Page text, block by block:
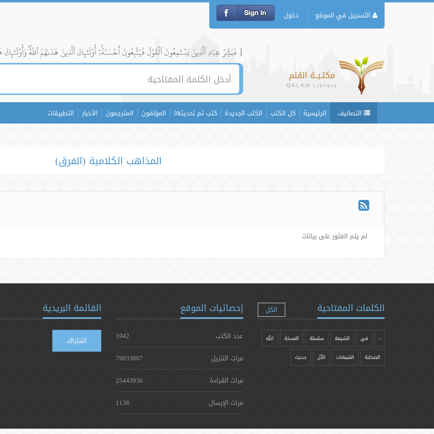
التسجيل في الموقع دخول
{ فَبَشِّرۡ عِبَادِ ٱلَّذِينَ يَسۡتَمِعُونَ ٱلۡقَوۡلَ فَيَتَّبِعُونَ أَحۡسَنَهُۥٓۚ أُوْلَٰٓئِكَ ٱلَّذِينَ هَدَىٰهُمُ ٱللَّهُۖ وَأُوْلَٰٓئِكَ
التصانيف الرئيسية كل الكتب الكتب الجديدة كتب تم تحديثها المؤلفون المترجمون الأخبار التطبيقات
المذاهب الكلامية (الفرق)
لم يتم العثور على بيانات
الكلمات المفتاحية الكل
- في الشيعة سلسلة النسخة الله
الصحابة الشبهات الآل حدیث
إحصائيات الموقع
عدد الكتب
1942
مرات التنزيل
79833867
مرات القراءة
25443936
مرات الإرسال
1138
القائمة البريدية
اشتراك